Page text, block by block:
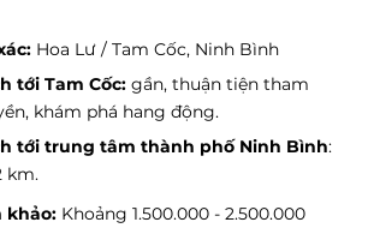
Hoa Lư / Tam Cốc, Ninh Bình
tới Tam Cốc: gần, thuận tiện tham
khám phá hang động.
tới trung tâm thành phố Ninh Bình:
km.
khảo: Khoảng 1.500.000 - 2.500.000